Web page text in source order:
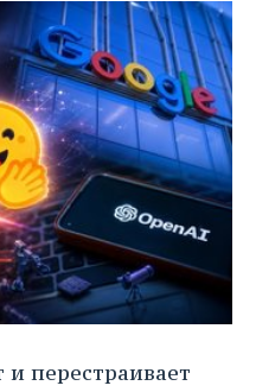
перестраивает